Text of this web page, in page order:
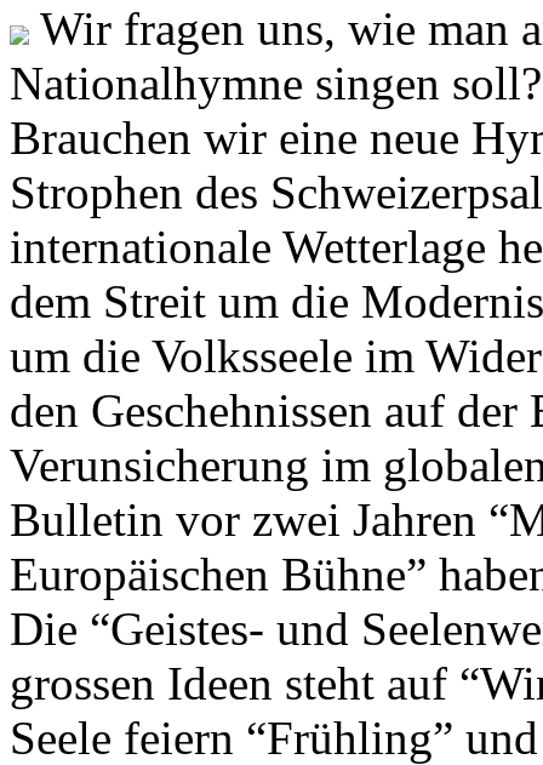
Wir fragen uns, wie man
Nationalhymne singen
Brauchen wir eine neue
Strophen des
internationale Wetterlage
dem Streit um die
um die Volksseele im
den Geschehnissen auf
Verunsicherung im
Bulletin vor zwei Jahren
Europäischen Bühne”
Die “Geistes- und
grossen Ideen steht auf
Seele feiern “Frühling”